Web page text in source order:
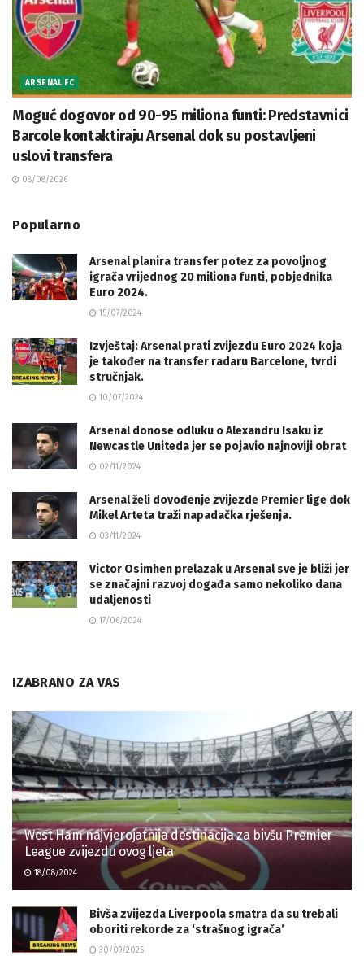
ARSENAL FC
Moguć dogovor od 90-95 miliona funti: Predstavnici
Barcole kontaktiraju Arsenal dok su postavljeni
uslovi transfera
08/08/2026
Popularno
Arsenal planira transfer potez za povoljnog
igrača vrijednog 20 miliona funti, pobjednika
Euro 2024.
15/07/2024
Izvještaj: Arsenal prati zvijezdu Euro 2024 koja
je također na transfer radaru Barcelone, tvrdi
stručnjak.
10/07/2024
Arsenal donose odluku o Alexandru Isaku iz
Newcastle Uniteda jer se pojavio najnoviji obrat
02/11/2024
Arsenal želi dovođenje zvijezde Premier lige dok
Mikel Arteta traži napadačka rješenja.
03/11/2024
Victor Osimhen prelazak u Arsenal sve je bliži jer
se značajni razvoj događa samo nekoliko dana
udaljenosti
17/06/2024
IZABRANO ZA VAS
West Ham najvjerojatnija destinacija za bivšu Premier
League zvijezdu ovog ljeta
18/08/2024
Bivša zvijezda Liverpoola smatra da su trebali
oboriti rekorde za ‘strašnog igrača’
30/09/2025